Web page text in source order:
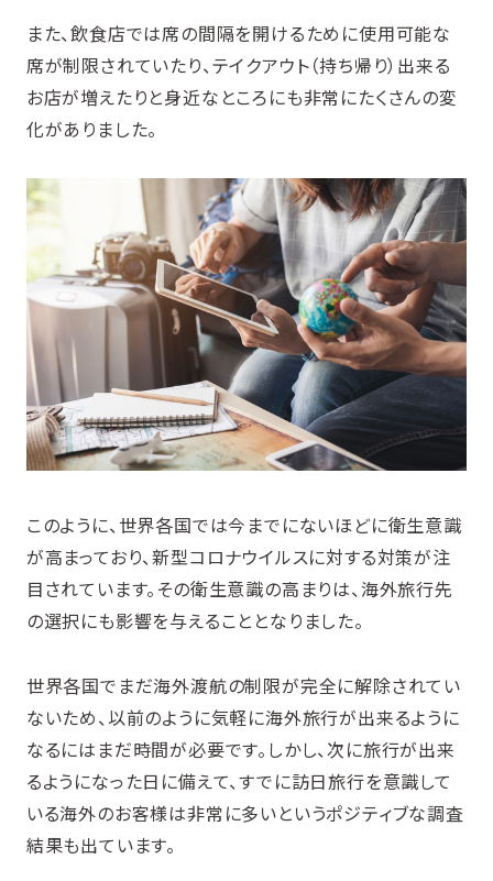
また、飲食店では席の間隔を開けるために使用可能な
席が制限されていたり、テイクアウト（持ち帰り）出来る
お店が増えたりと身近なところにも非常にたくさんの変
化がありました。
このように、世界各国では今までにないほどに衛生意識
が高まっており、新型コロナウイルスに対する対策が注
目されています。その衛生意識の高まりは、海外旅行先
の選択にも影響を与えることとなりました。
世界各国でまだ海外渡航の制限が完全に解除されてい
ないため、以前のように気軽に海外旅行が出来るように
なるにはまだ時間が必要です。しかし、次に旅行が出来
るようになった日に備えて、すでに訪日旅行を意識して
いる海外のお客様は非常に多いというポジティブな調査
結果も出ています。